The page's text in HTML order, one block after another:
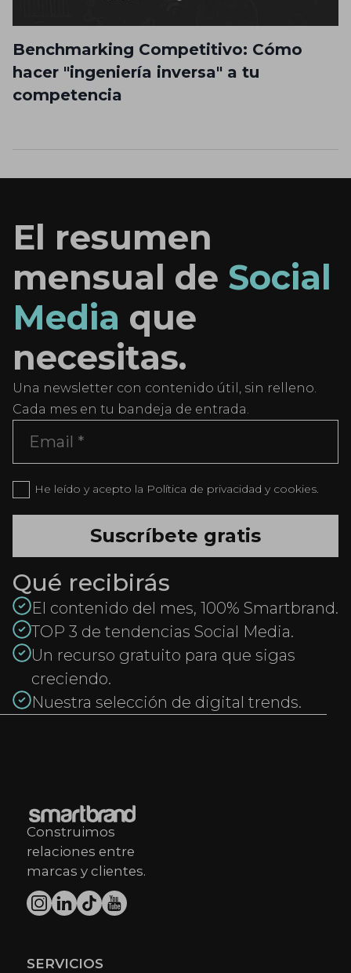
Benchmarking Competitivo: Cómo
hacer "ingeniería inversa" a tu
competencia
El resumen
mensual de Social
Media que
necesitas.
Una newsletter con contenido útil, sin relleno.
Cada mes en tu bandeja de entrada.
He leído y acepto la Política de privacidad y cookies.
Qué recibirás
El contenido del mes, 100% Smartbrand.
TOP 3 de tendencias Social Media.
Un recurso gratuito para que sigas
creciendo.
Nuestra selección de digital trends.
Construimos
relaciones entre
marcas y clientes.
SERVICIOS